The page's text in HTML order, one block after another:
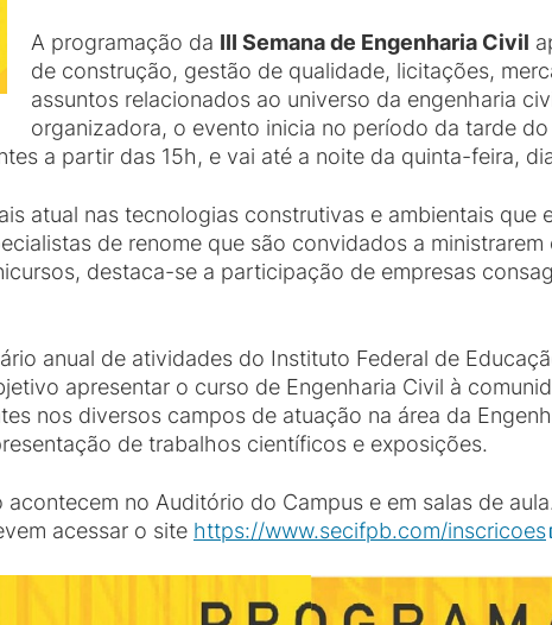
A programação da III Semana de Engenharia Civil
de construção, gestão de qualidade, licitações,
assuntos relacionados ao universo da engenharia
organizadora, o evento inicia no período da tarde
a partir das 15h, e vai até a noite da quinta-feira,
atual nas tecnologias construtivas e ambientais que
de renome que são convidados a ministrarem
destaca-se a participação de empresas
anual de atividades do Instituto Federal de
apresentar o curso de Engenharia Civil à
nos diversos campos de atuação na área da
de trabalhos científicos e exposições.
no Auditório do Campus e em salas de
acessar o site https://www.secifpb.com/inscricoes